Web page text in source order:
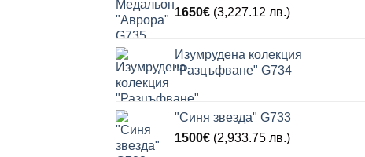
1650€ (3,227.12 лв.)
Изумрудена колекция
"Разцъфване" G734
"Синя звезда" G733
1500€ (2,933.75 лв.)